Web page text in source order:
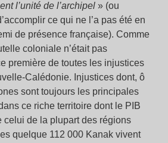
l’unité de l’archipel » (ou
ce qui ne l’a pas été en
de présence française). Comme
coloniale n’était pas
première de toutes les injustices
Calédonie. Injustices dont, ô
sont toujours les principales
ce riche territoire dont le PIB
celui de la plupart des régions
quelque 112 000 Kanak vivent